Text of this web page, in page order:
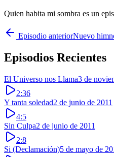
Quien habita mi sombra es un
Episodio anteriorNuevo
Episodios Recientes
El Universo nos Llama3 de
2:36
Y tanta soledad2 de junio de 2011
4:5
Sin Culpa2 de junio de 2011
2:8
Si (Declamación)5 de mayo de